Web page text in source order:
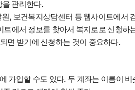
을 관리한다.
, 보건복지상담센터 등 웹사이트에서
트에서 정보를 찾아서 복지로로 신청하
면 받기에 신청하는 것이 중요하다.
가입할 수도 있다. 두 계좌는 이름이 비